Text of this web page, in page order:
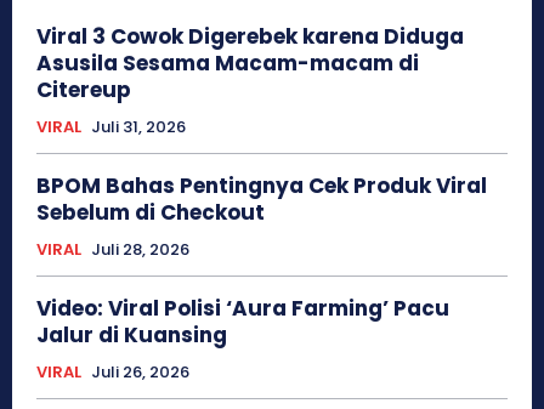
Viral 3 Cowok Digerebek karena Diduga
Asusila Sesama Macam-macam di
Citereup
VIRAL Juli 31, 2026
BPOM Bahas Pentingnya Cek Produk Viral
Sebelum di Checkout
VIRAL Juli 28, 2026
Video: Viral Polisi ‘Aura Farming’ Pacu
Jalur di Kuansing
VIRAL Juli 26, 2026